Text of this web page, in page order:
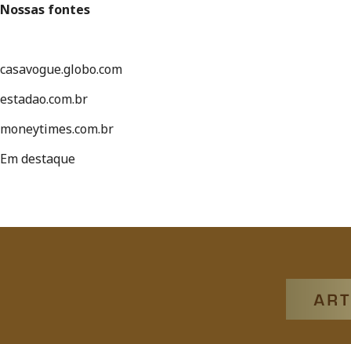
Nossas fontes
casavogue.globo.com
estadao.com.br
moneytimes.com.br
Em destaque